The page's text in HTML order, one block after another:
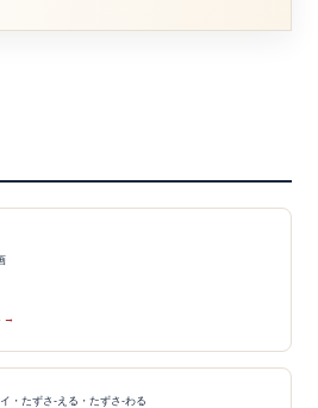
→
・たずさ-える・たずさ-わる